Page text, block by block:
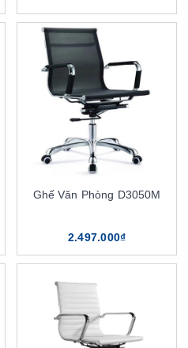
Ghế Văn Phòng D3050M
2.497.000₫